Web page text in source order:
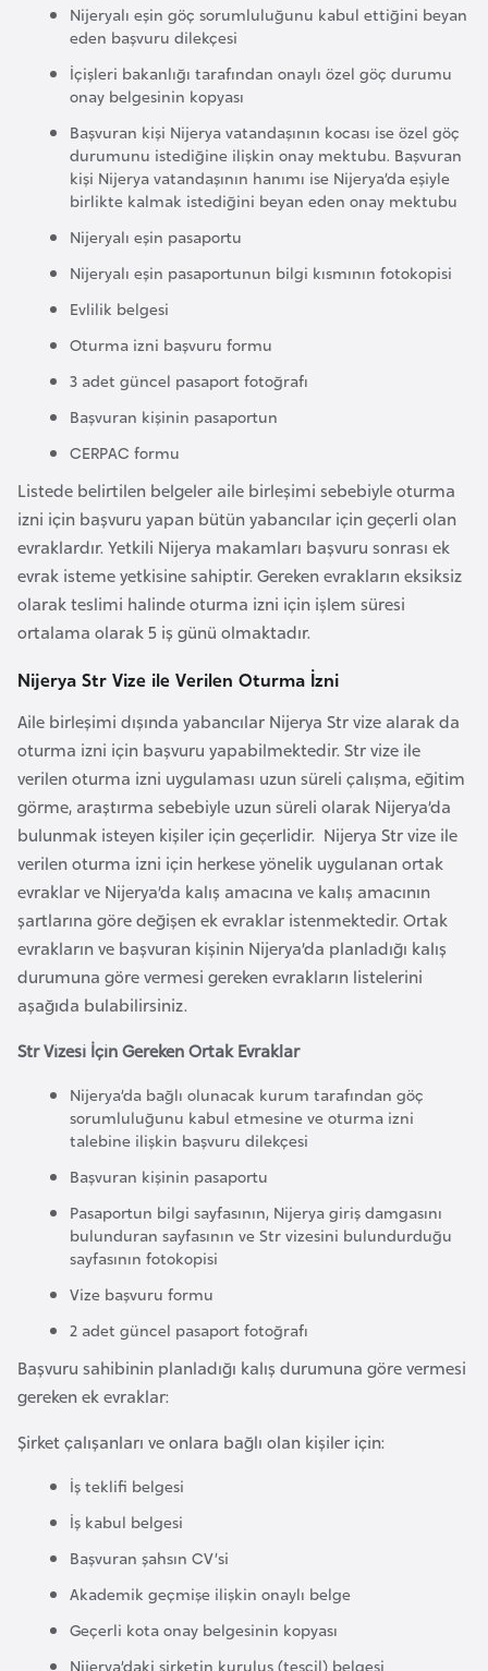
Nijeryalı eşin göç sorumluluğunu kabul ettiğini beyan
eden başvuru dilekçesi
İçişleri bakanlığı tarafından onaylı özel göç durumu
onay belgesinin kopyası
Başvuran kişi Nijerya vatandaşının kocası ise özel göç
durumunu istediğine ilişkin onay mektubu. Başvuran
kişi Nijerya vatandaşının hanımı ise Nijerya’da eşiyle
birlikte kalmak istediğini beyan eden onay mektubu
Nijeryalı eşin pasaportu
Nijeryalı eşin pasaportunun bilgi kısmının fotokopisi
Evlilik belgesi
Oturma izni başvuru formu
3 adet güncel pasaport fotoğrafı
Başvuran kişinin pasaportun
CERPAC formu
Listede belirtilen belgeler aile birleşimi sebebiyle oturma
izni için başvuru yapan bütün yabancılar için geçerli olan
evraklardır. Yetkili Nijerya makamları başvuru sonrası ek
evrak isteme yetkisine sahiptir. Gereken evrakların eksiksiz
olarak teslimi halinde oturma izni için işlem süresi
ortalama olarak 5 iş günü olmaktadır.
Nijerya Str Vize ile Verilen Oturma İzni
Aile birleşimi dışında yabancılar Nijerya Str vize alarak da
oturma izni için başvuru yapabilmektedir. Str vize ile
verilen oturma izni uygulaması uzun süreli çalışma, eğitim
görme, araştırma sebebiyle uzun süreli olarak Nijerya’da
bulunmak isteyen kişiler için geçerlidir. Nijerya Str vize ile
verilen oturma izni için herkese yönelik uygulanan ortak
evraklar ve Nijerya’da kalış amacına ve kalış amacının
şartlarına göre değişen ek evraklar istenmektedir. Ortak
evrakların ve başvuran kişinin Nijerya’da planladığı kalış
durumuna göre vermesi gereken evrakların listelerini
aşağıda bulabilirsiniz.
Str Vizesi İçin Gereken Ortak Evraklar
Nijerya’da bağlı olunacak kurum tarafından göç
sorumluluğunu kabul etmesine ve oturma izni
talebine ilişkin başvuru dilekçesi
Başvuran kişinin pasaportu
Pasaportun bilgi sayfasının, Nijerya giriş damgasını
bulunduran sayfasının ve Str vizesini bulundurduğu
sayfasının fotokopisi
Vize başvuru formu
2 adet güncel pasaport fotoğrafı
Başvuru sahibinin planladığı kalış durumuna göre vermesi
gereken ek evraklar:
Şirket çalışanları ve onlara bağlı olan kişiler için:
İş teklifi belgesi
İş kabul belgesi
Başvuran şahsın CV’si
Akademik geçmişe ilişkin onaylı belge
Geçerli kota onay belgesinin kopyası
Nijerya’daki şirketin kuruluş (tescil) belgesi
i
k
a
B
e
n
n
B
o
s
n
a
H
e
r
s
e
t
a